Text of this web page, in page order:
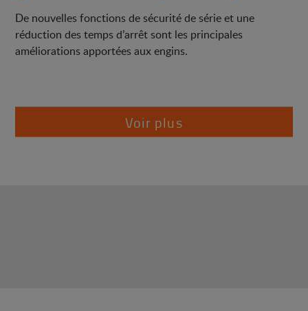
De nouvelles fonctions de sécurité de série et une
réduction des temps d’arrêt sont les principales
améliorations apportées aux engins.
Voir plus